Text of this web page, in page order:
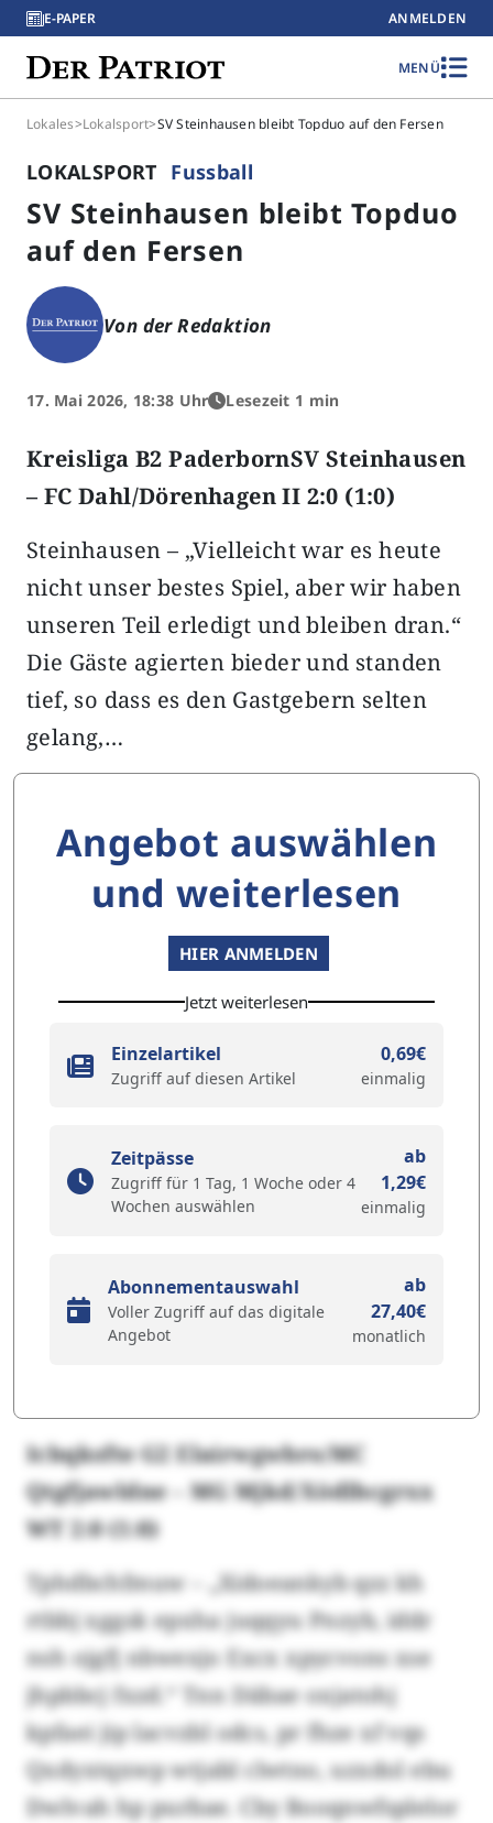
E-PAPER ANMELDEN
MENÜ
Lokales>Lokalsport>SV Steinhausen bleibt Topduo auf den Fersen
LOKALSPORT Fussball
SV Steinhausen bleibt Topduo
auf den Fersen
Von der Redaktion
17. Mai 2026, 18:38 Uhr Lesezeit 1 min
Kreisliga B2 PaderbornSV Steinhausen
– FC Dahl/Dörenhagen II 2:0 (1:0)
Steinhausen – „Vielleicht war es heute
nicht unser bestes Spiel, aber wir haben
unseren Teil erledigt und bleiben dran.“
Die Gäste agierten bieder und standen
tief, so dass es den Gastgebern selten
gelang,…
Angebot auswählen
und weiterlesen
HIER ANMELDEN
Jetzt weiterlesen
Einzelartikel
Zugriff auf diesen Artikel
0,69€
einmalig
Zeitpässe
Zugriff für 1 Tag, 1 Woche oder 4
Wochen auswählen
ab
1,29€
einmalig
Abonnementauswahl
Voller Zugriff auf das digitale
Angebot
ab
27,40€
monatlich
Icbqksfte G2 Elairwgwbro/MC
Qtgfjawldne – MG Mjkd/Xödlhcgrxx
WT 2:0 (1:0)
Tphdbchfmuw – „Xidoeankyb qzz kh
rtbbj xggsk epxha juqqyu Pnzyb, iddr
nsh ojgfj nbwexjo Excx xpycvons xse
jhpbbcj fxzd.“ Tnn Däbae oxjatohj
kpfaei jip lacvzbl odcs, pr fhze xf vqs
Qxdyxtqxwp wtjabl clwtno, uzxdol ebu
Dwlvah hp purbae. Cby Booqnwfsplelor